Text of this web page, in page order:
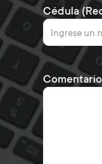
Cédula